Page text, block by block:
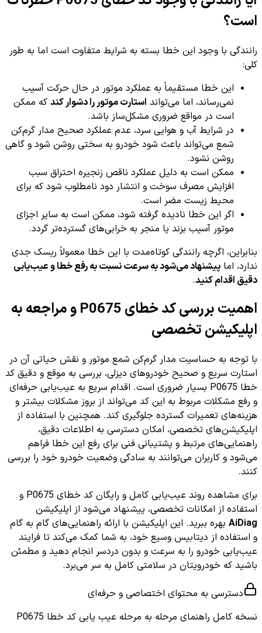
است؟
رانندگی با وجود این خطا بسته به شرایط متفاوت است اما به طور
کلی:
این خطا مستقیماً به عملکرد موتور در حال حرکت آسیب
نمی‌رساند، اما می‌تواند استارت موتور را دشوار کند که ممکن
است در مواقع ضروری مشکل‌ساز باشد.
در شرایط آب و هوایی سرد، عدم عملکرد صحیح مدار گرم‌کن
شمع می‌تواند باعث شود خودرو به سختی روشن شود و گاهی
روشن نشود.
ممکن است به دلیل عملکرد ناقص زنجیره احتراق سبب
افزایش مصرف سوخت و انتشار دود نامطلوب شود که برای
محیط زیست مضر است.
اگر این خطا نادیده گرفته شود، ممکن است به سایر اجزای
موتور آسیب بزند یا منجر به خرابی‌های گسترده‌تر گردد.
بنابراین، اگرچه رانندگی کوتاه‌مدت با این خطا معمولاً ریسک جدی
ندارد، اما پیشنهاد می‌شود به سرعت نسبت به رفع خطا و عیب‌یابی
دقیق اقدام کنید.
اهمیت بررسی کد خطای P0675 و مراجعه به
اپلیکیشن تخصصی
با توجه به حساسیت مدار گرم‌کن شمع موتور و نقش حیاتی آن در
استارت سریع و صحیح خودروهای دیزلی، بررسی به موقع و دقیق کد
خطا P0675 بسیار ضروری است. اقدام سریع به عیب‌یابی حرفه‌ای
و رفع مشکلات مربوط به این کد می‌تواند از بروز مشکلات بیشتر و
هزینه‌های تعمیرات گسترده جلوگیری کند. همچنین با استفاده از
اپلیکیشن‌های تخصصی، امکان دسترسی به اطلاعات دقیق،
راهنمایی‌های مرتبط و پشتیبانی فنی برای رفع این خطا فراهم
می‌شود و کاربران می‌توانند به سادگی وضعیت خودرو خود را بررسی
کنند.
برای مشاهده روند عیب‌یابی کامل و رایگان کد خطای P0675 و
استفاده از امکانات تخصصی، پیشنهاد می‌شود از اپلیکیشن
AiDiag بهره ببرید. این اپلیکیشن با ارائه راهنمایی‌های گام به گام
و استفاده از دیتابیس وسیع خود، به شما کمک می‌کند تا فرایند
عیب‌یابی خودرو را به سرعت و بدون دردسر انجام دهید و مطمئن
باشید که خودرویتان در سلامتی کامل به سر می‌برد.
دسترسی به محتوای اختصاصی و حرفه‌ای
نسخه کامل راهنمای مرحله به مرحله عیب یابی کد خطا P0675